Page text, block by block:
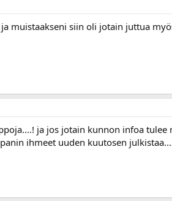
muistaakseni siin oli jotain juttua
ja jos jotain kunnon infoa tulee
ihmeet uuden kuutosen